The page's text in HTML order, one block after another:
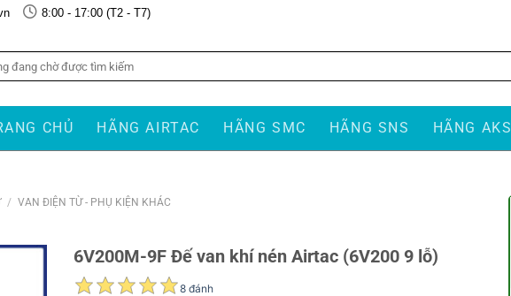
8:00 - 17:00 (T2 - T7)
CHỦ HÃNG AIRTAC HÃNG SMC HÃNG SNS HÃNG AKS
/ VAN ĐIỆN TỪ - PHỤ KIỆN KHÁC
6V200M-9F Đế van khí nén Airtac (6V200 9 lỗ)
8 đánh